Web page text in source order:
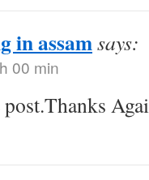
in assamsays:
00 min